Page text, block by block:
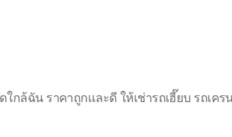
กล้ฉัน ราคาถูกและดี ให้เช่ารถเฮี๊ยบ รถเคร